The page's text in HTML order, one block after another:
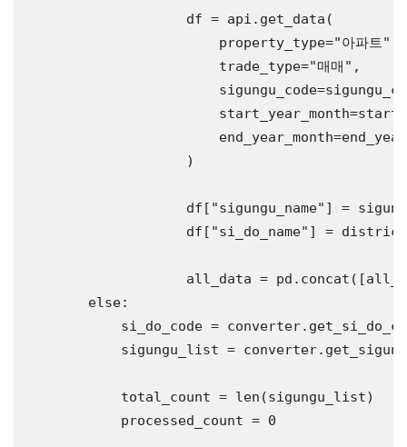
                    df = api.get_data(
                        property_type=
"아파트"
                        trade_type=
"매매" ,
                    )
                    df[
"sigungu_name" ] =
                    df[
"si_do_name" ] =
all_data =
else:
si_do_code =
sigungu_list =
            total_count = len(sigungu_list)
            processed_count = 0